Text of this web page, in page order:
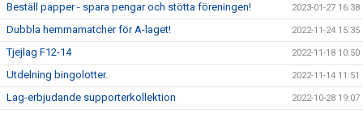
Beställ papper - spara pengar och stötta föreningen! 2023-01-27 16:38
Dubbla hemmamatcher för A-laget! 2022-11-24 15:35
Tjejlag F12-14 2022-11-18 10:50
Utdelning bingolotter. 2022-11-14 11:51
Lag-erbjudande supporterkollektion 2022-10-28 19:07